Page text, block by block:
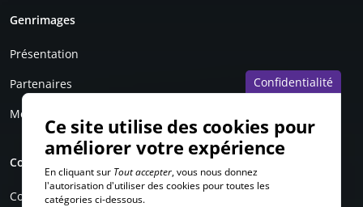
Genrimages
Présentation
Partenaires
Mentions légales
Compte personnel
Connexion
Confidentialité
Ce site utilise des cookies pour
améliorer votre expérience
En cliquant sur Tout accepter, vous nous donnez
l'autorisation d'utiliser des cookies pour toutes les
catégories ci-dessous.